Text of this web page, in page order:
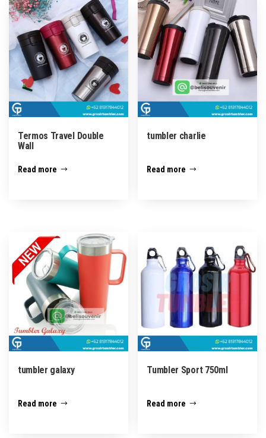
Termos Travel Double
Wall
Read more
tumbler charlie
Read more
tumbler galaxy
Read more
Tumbler Sport 750ml
Read more